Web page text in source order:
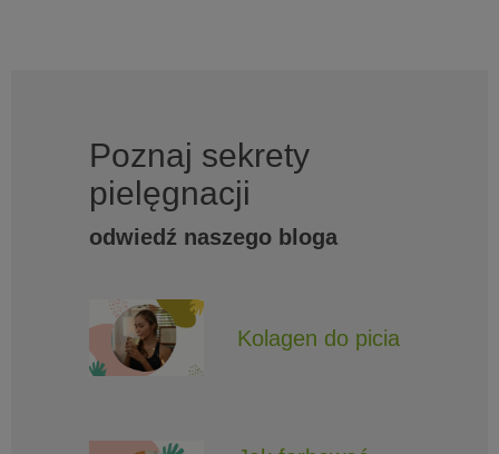
Poznaj sekrety
pielęgnacji
odwiedź naszego bloga
Kolagen do picia